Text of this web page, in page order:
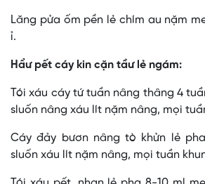
Lăng pửa ốm pền lẻ chím au nặm
ỉ.
Hẩư pết cáy kin cặn tầư lẻ ngám:
Tói xáu cáy tứ tuần nâng thâng 4
sluốn nâng xáu lít nặm nâng, mọi
Cáy đảy bươn nâng tò khửn lẻ
sluốn xáu lít nặm nâng, mọi tuần